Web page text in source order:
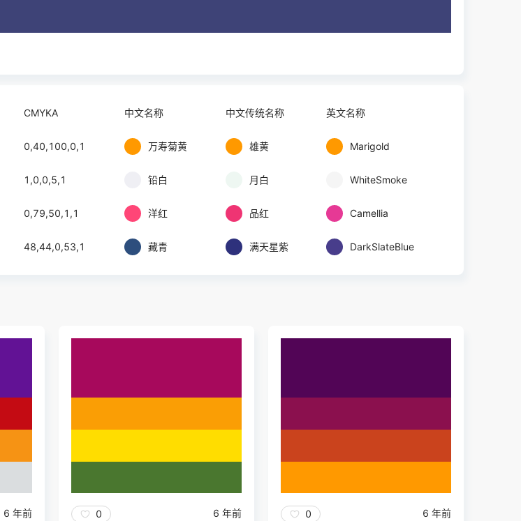
CMYKA 中文名称 中文传统名称 英文名称
0,40,100,0,1 万寿菊黄 雄黄 Marigold
1,0,0,5,1 铅白 月白 WhiteSmoke
0,79,50,1,1 洋红 品红 Camellia
48,44,0,53,1 藏青 满天星紫 DarkSlateBlue
6 年前 0 6 年前 0 6 年前